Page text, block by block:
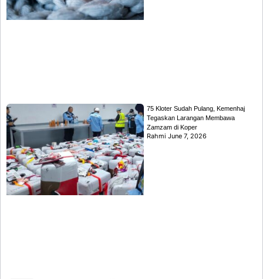
75 Kloter Sudah Pulang, Kemenhaj
Tegaskan Larangan Membawa
Zamzam di Koper
RahmiJune 7, 2026